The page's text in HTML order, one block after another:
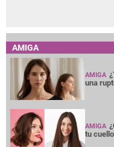
AMIGA
AMIGA
una
AMIGA
tu cuello